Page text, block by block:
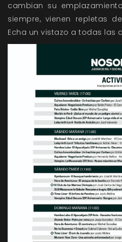
cambian su
siempre, vienen repletas
Echa un vistazo a todas las